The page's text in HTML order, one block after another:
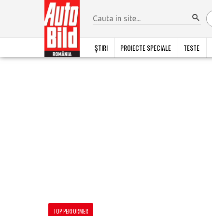
ȘTIRI PROIECTE SPECIALE TESTE
TOP PERFORMER